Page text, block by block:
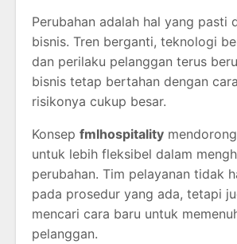
Perubahan adalah hal yang pasti
bisnis. Tren berganti, teknologi
dan perilaku pelanggan terus
bisnis tetap bertahan dengan
risikonya cukup besar.
Konsep fmlhospitality
untuk lebih fleksibel dalam
perubahan. Tim pelayanan tidak
pada prosedur yang ada, tetapi
mencari cara baru untuk
pelanggan.